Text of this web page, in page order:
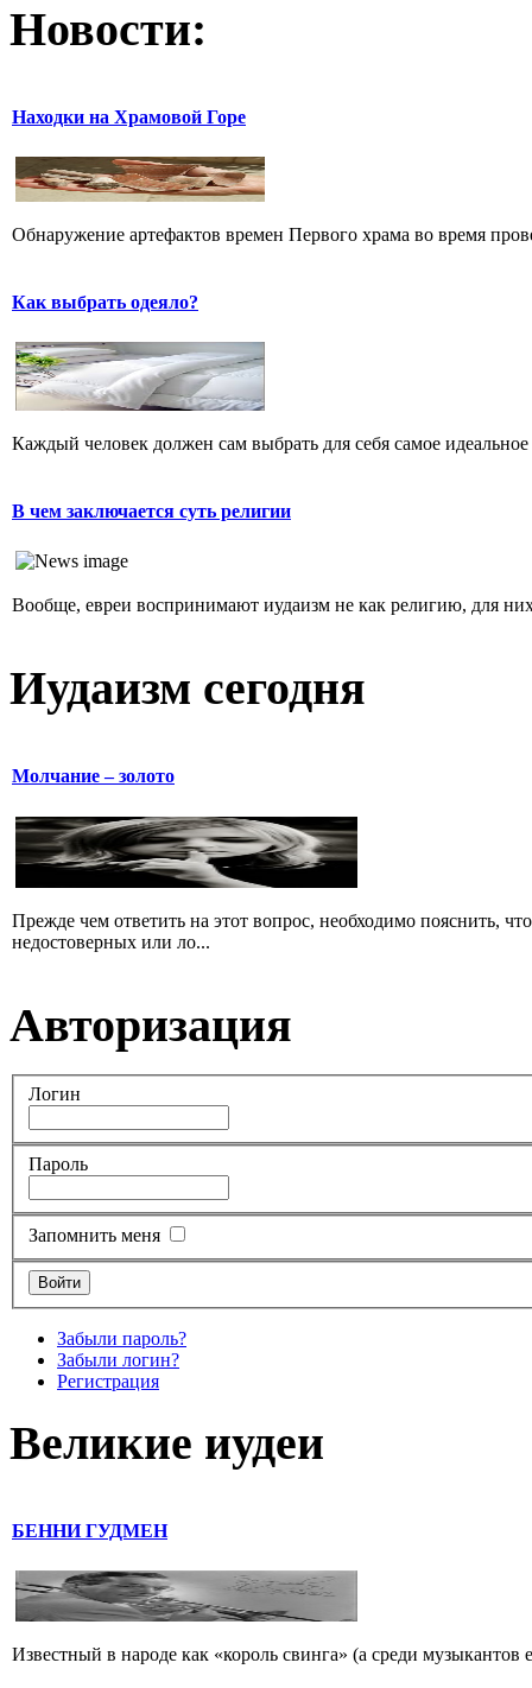
Новости:
Находки на Храмовой Горе
Обнаружение артефактов времен Первого храма во время
Как выбрать одеяло?
Каждый человек должен сам выбрать для себя самое
В чем заключается суть религии
Вообще, евреи воспринимают иудаизм не как религию, для
Иудаизм сегодня
Молчание – золото
Прежде чем ответить на этот вопрос, необходимо пояснить,
недостоверных или ло...
Авторизация
Логин
Пароль
Запомнить меня
Забыли пароль?
Забыли логин?
Регистрация
Великие иудеи
БЕННИ ГУДМЕН
Известный в народе как «король свинга» (а среди